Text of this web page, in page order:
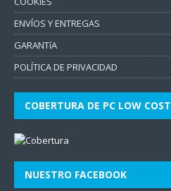
ENVÍOS Y ENTREGAS
GARANTíA
POLÍTICA DE PRIVACIDAD
COBERTURA DE PC LOW COST
NUESTRO FACEBOOK